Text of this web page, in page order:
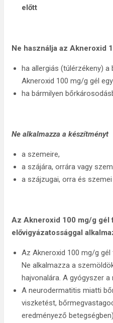
előtt
Ne használja az Akneroxid
ha allergiás (túlérzékeny)
Akneroxid 100 mg/g gél
ha bármilyen
Ne alkalmazza a készítményt
a szemeire,
a szájára, orrára vagy
a szájzugai, orra és
Az Akneroxid 100 mg/g gél
elővigyázatossággal
Az Akneroxid 100 mg/g
Ne alkalmazza a
hajvonalára. A gyógyszer
A neurodermatitis miatti
viszketést,
eredményező